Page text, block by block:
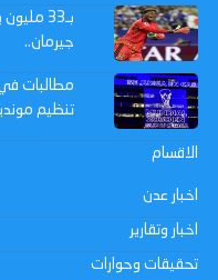
بـ33
جيرمان..
مطالبات في
تنظيم مونديال
الاقسام
اخبار عدن
اخبار وتقارير
تحقيقات وحوارات